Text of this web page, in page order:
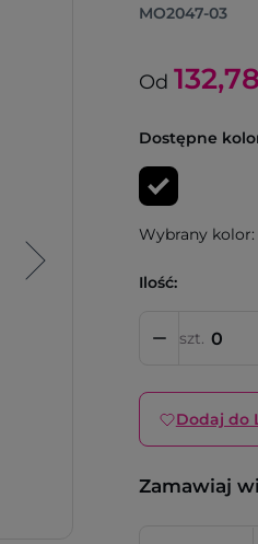
MO2047-03
Od 132,78
Dostępne
Wybrany kolor:
Ilość:
szt.
Dodaj do
Zamawiaj